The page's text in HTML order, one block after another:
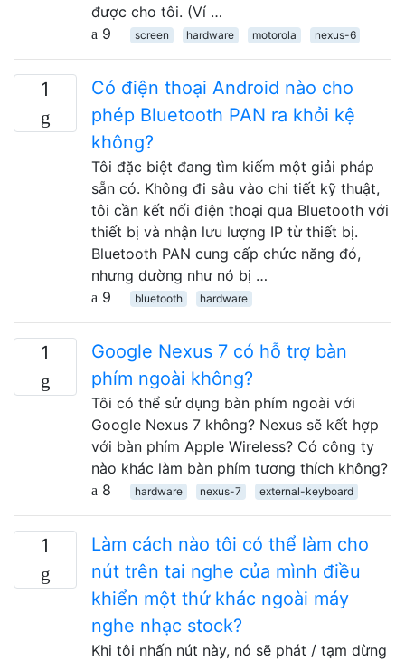
được cho tôi. (Ví …
9
screen hardware motorola nexus-6
1
Có điện thoại Android nào cho
phép Bluetooth PAN ra khỏi kệ
không?
Tôi đặc biệt đang tìm kiếm một giải pháp
sẵn có. Không đi sâu vào chi tiết kỹ thuật,
tôi cần kết nối điện thoại qua Bluetooth với
thiết bị và nhận lưu lượng IP từ thiết bị.
Bluetooth PAN cung cấp chức năng đó,
nhưng dường như nó bị …
9
bluetooth hardware
1
Google Nexus 7 có hỗ trợ bàn
phím ngoài không?
Tôi có thể sử dụng bàn phím ngoài với
Google Nexus 7 không? Nexus sẽ kết hợp
với bàn phím Apple Wireless? Có công ty
nào khác làm bàn phím tương thích không?
8
hardware nexus-7 external-keyboard
1
Làm cách nào tôi có thể làm cho
nút trên tai nghe của mình điều
khiển một thứ khác ngoài máy
nghe nhạc stock?
Khi tôi nhấn nút này, nó sẽ phát / tạm dừng